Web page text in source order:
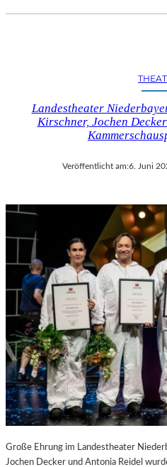
Landestheater
Kirschner, Jochen
Veröffentlicht am:6. Juni
Große Ehrung im Landestheater
Jochen Decker und Antonia Reidel